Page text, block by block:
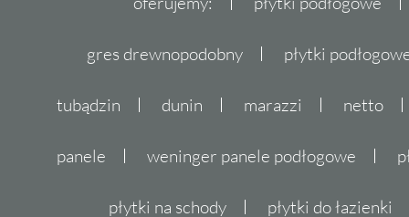
gres drewnopodobny płytki
tubądzin dunin marazzi netto
panele weninger panele podłogowe
płytki na schody płytki do łazienki